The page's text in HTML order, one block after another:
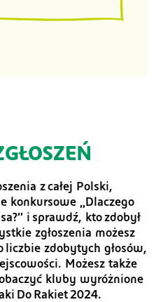
z całej Polski,
konkursowe „Dlaczego
i sprawdź, kto zdobył
zgłoszenia możesz
zdobytych głosów,
Możesz także
kluby wyróżnione
Do Rakiet 2024.